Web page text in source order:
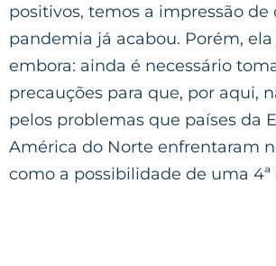
positivos, temos a impressão de
pandemia já acabou. Porém,
embora: ainda é necessário
precauções para que, por aqui,
pelos problemas que países da
América do Norte enfrentaram
como a possibilidade de uma 4ª